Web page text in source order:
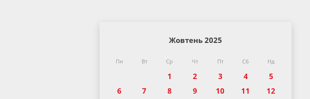
Жовтень 2025
Пн Вт Ср Чт Пт Сб Нд
1 2 3 4
5
6
7 8 9 10 11
12